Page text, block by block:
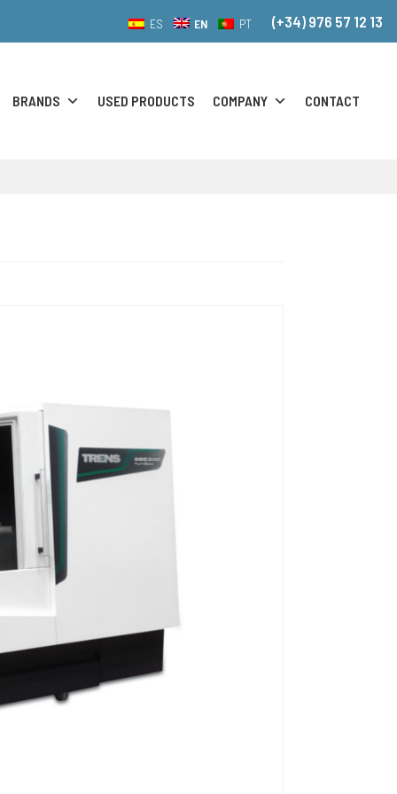
ES EN PT (+34) 976 57 12 13
BRANDS USED PRODUCTS COMPANY CONTACT